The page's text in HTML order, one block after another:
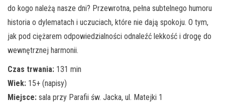
do kogo należą nasze dni? Przewrotna, pełna subtelnego humoru
historia o dylematach i uczuciach, które nie dają spokoju. O tym,
jak pod ciężarem odpowiedzialności odnaleźć lekkość i drogę do
wewnętrznej harmonii.
Czas trwania: 131 min
Wiek: 15+ (napisy)
Miejsce: sala przy Parafii św. Jacka, ul. Matejki 1